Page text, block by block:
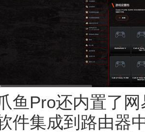
鱼Pro还内置了
件集成到路由器